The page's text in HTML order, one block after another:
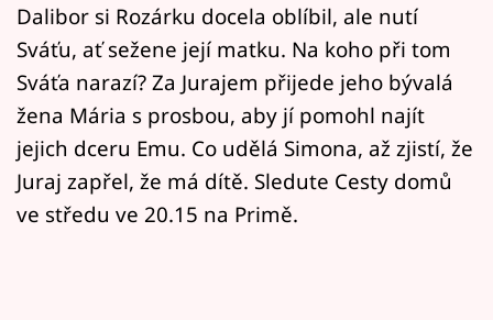
Pořady
Mámy sobě
Přihlášení
Sledujte nás
Dalibor si Rozárku docela oblíbil, ale nutí
Sváťu, ať sežene její matku. Na koho při tom
Sváťa narazí? Za Jurajem přijede jeho bývalá
žena Mária s prosbou, aby jí pomohl najít
jejich dceru Emu. Co udělá Simona, až zjistí, že
Juraj zapřel, že má dítě. Sledute Cesty domů
ve středu ve 20.15 na Primě.